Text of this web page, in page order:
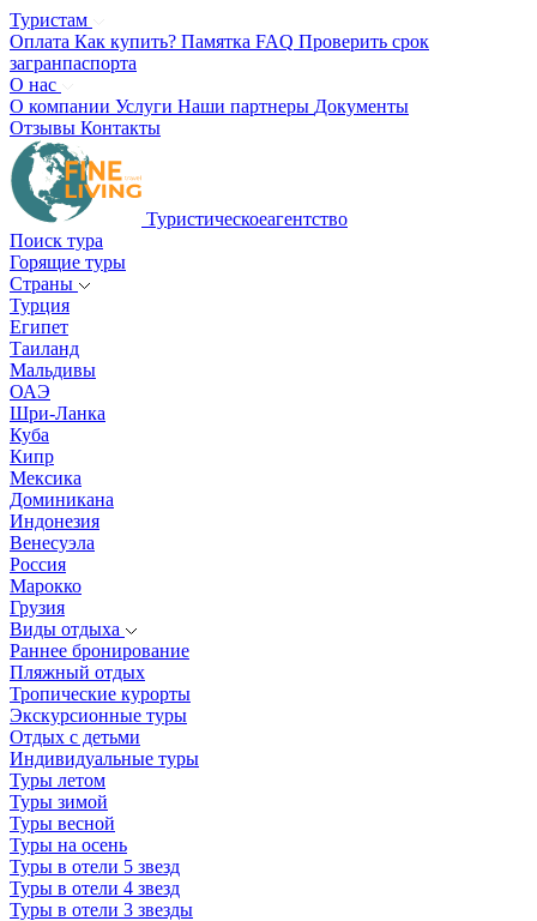
Туристам
Оплата Как купить? Памятка FAQ Проверить срок
загранпаспорта
О нас
О компании Услуги Наши партнеры Документы
Отзывы Контакты
Туристическоеагентство
Поиск тура
Горящие туры
Страны
Турция
Египет
Таиланд
Мальдивы
ОАЭ
Шри-Ланка
Куба
Кипр
Мексика
Доминикана
Индонезия
Венесуэла
Россия
Марокко
Грузия
Виды отдыха
Раннее бронирование
Пляжный отдых
Тропические курорты
Экскурсионные туры
Отдых с детьми
Индивидуальные туры
Туры летом
Туры зимой
Туры весной
Туры на осень
Туры в отели 5 звезд
Туры в отели 4 звезд
Туры в отели 3 звезды